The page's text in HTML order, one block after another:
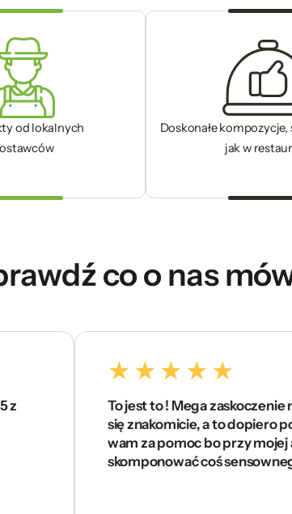
od lokalnych
Doskonałe kompozycje,
jak w
co o nas
To jest to ! Mega zaskoczenie na plus.
się znakomicie, a to dopiero początek
wam za pomoc bo przy mojej alergii
skomponować coś sensownego.